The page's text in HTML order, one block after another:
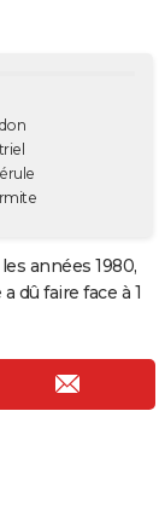
années 1980,
dû faire face à 1